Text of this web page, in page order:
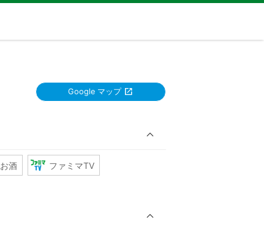
Google マップ
お酒 ファミマTV